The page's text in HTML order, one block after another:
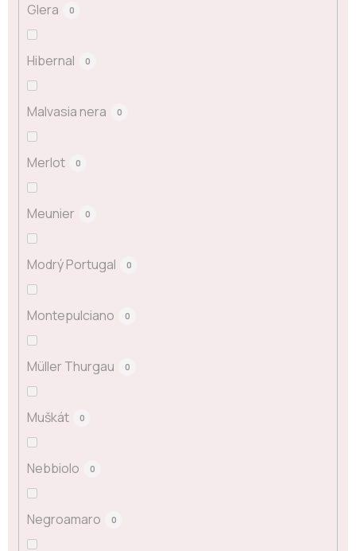
Glera 0
Hibernal 0
Malvasia nera 0
Merlot 0
Meunier 0
Modrý Portugal 0
Montepulciano 0
Müller Thurgau 0
Muškát 0
Nebbiolo 0
Negroamaro 0